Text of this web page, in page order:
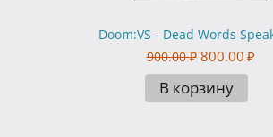
Doom:VS - Dead Words
900.00 ₽ 800.00 ₽
В корзину